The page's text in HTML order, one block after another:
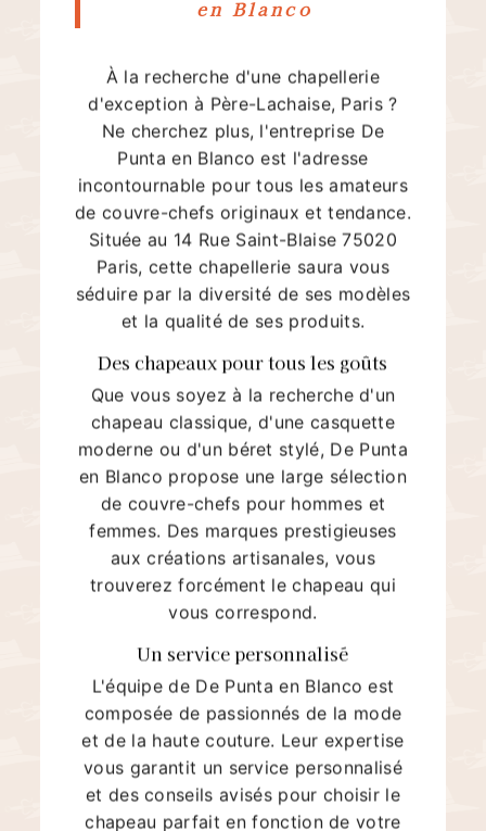
en Blanco
À la recherche d'une chapellerie
d'exception à Père-Lachaise, Paris ?
Ne cherchez plus, l'entreprise De
Punta en Blanco est l'adresse
incontournable pour tous les amateurs
de couvre-chefs originaux et tendance.
Située au 14 Rue Saint-Blaise 75020
Paris, cette chapellerie saura vous
séduire par la diversité de ses modèles
et la qualité de ses produits.
Des chapeaux pour tous les goûts
Que vous soyez à la recherche d'un
chapeau classique, d'une casquette
moderne ou d'un béret stylé, De Punta
en Blanco propose une large sélection
de couvre-chefs pour hommes et
femmes. Des marques prestigieuses
aux créations artisanales, vous
trouverez forcément le chapeau qui
vous correspond.
Un service personnalisé
L'équipe de De Punta en Blanco est
composée de passionnés de la mode
et de la haute couture. Leur expertise
vous garantit un service personnalisé
et des conseils avisés pour choisir le
chapeau parfait en fonction de votre